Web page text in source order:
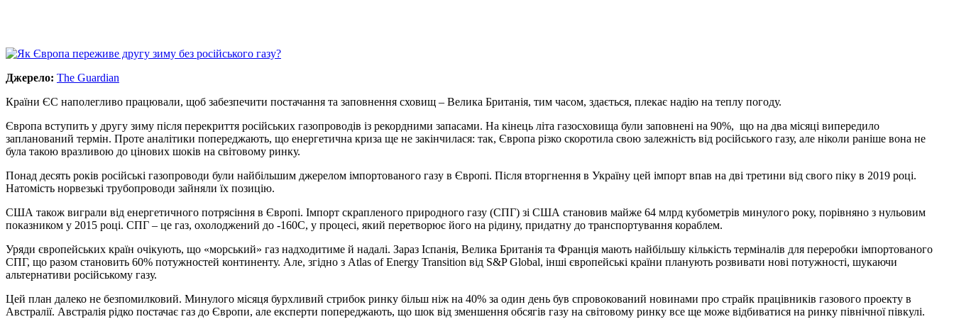
Джерело: The Guardian
Країни ЄС наполегливо працювали, щоб забезпечити постачання та заповнення сховищ – Велика Британія, тим часом, здається, плекає надію на теплу погоду.
Європа вступить у другу зиму після перекриття російських газопроводів із рекордними запасами. На кінець літа газосховища були заповнені на 90%, що на два місяці випередило
запланований термін. Проте аналітики попереджають, що енергетична криза ще не закінчилася: так, Європа різко скоротила свою залежність від російського газу, але ніколи раніше вона не
була такою вразливою до цінових шоків на світовому ринку.
Понад десять років російські газопроводи були найбільшим джерелом імпортованого газу в Європі. Після вторгнення в Україну цей імпорт впав на дві третини від свого піку в 2019 році.
Натомість норвезькі трубопроводи зайняли їх позицію.
США також виграли від енергетичного потрясіння в Європі. Імпорт скрапленого природного газу (СПГ) зі США становив майже 64 млрд кубометрів минулого року, порівняно з нульовим
показником у 2015 році. СПГ – це газ, охолоджений до -160C, у процесі, який перетворює його на рідину, придатну до транспортування кораблем.
Уряди європейських країн очікують, що «морський» газ надходитиме й надалі. Зараз Іспанія, Велика Британія та Франція мають найбільшу кількість терміналів для переробки імпортованого
СПГ, що разом становить 60% потужностей континенту. Але, згідно з Atlas of Energy Transition від S&P Global, інші європейські країни планують розвивати нові потужності, шукаючи
альтернативи російському газу.
Цей план далеко не безпомилковий. Минулого місяця бурхливий стрибок ринку більш ніж на 40% за один день був спровокований новинами про страйк працівників газового проекту в
Австралії. Австралія рідко постачає газ до Європи, але експерти попереджають, що шок від зменшення обсягів газу на світовому ринку все ще може відбиватися на ринку північної півкулі.